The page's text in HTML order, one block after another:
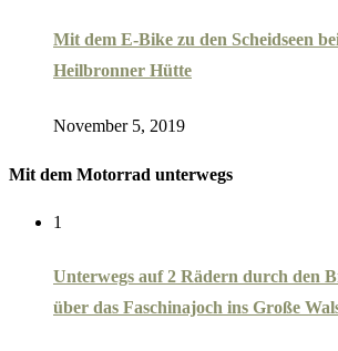
Mit dem E-Bike zu den Scheidseen
Heilbronner Hütte
November 5, 2019
Mit dem Motorrad unterwegs
1
Unterwegs auf 2 Rädern durch den
über das Faschinajoch ins Große